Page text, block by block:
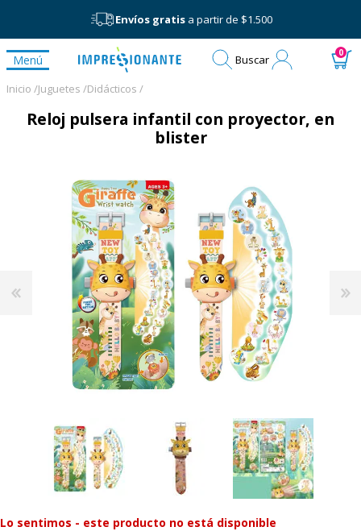
Envíos gratisa partir de $1.500
Menú Buscar 0
Inicio /Juguetes /Didácticos /
Reloj pulsera infantil con proyector, en
blister
Lo sentimos - este producto no está disponible